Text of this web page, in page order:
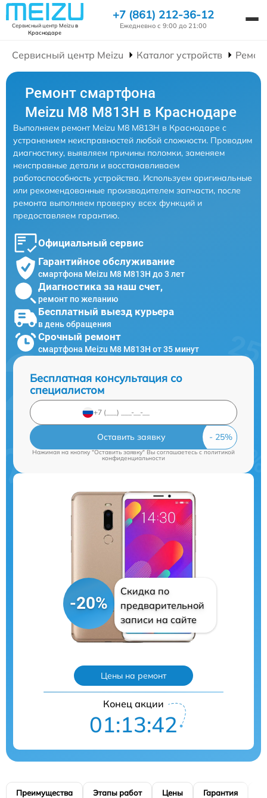
Сервисный центр Meizuв
Краснодаре
+7 (861) 212-36-12
Ежедневно с 9:00 до 21:00
Сервисный центр Meizu Каталог устройств
Ремонт смартфона
Meizu M8 M813H в Краснодаре
Выполняем ремонт Meizu M8 M813H в Краснодаре с
устранением неисправностей любой сложности. Проводим
диагностику, выявляем причины поломки, заменяем
неисправные детали и восстанавливаем
работоспособность устройства. Используем оригинальные
или рекомендованные производителем запчасти, после
ремонта выполняем проверку всех функций и
предоставляем гарантию.
Официальный сервис
Гарантийное обслуживание
смартфона Meizu M8 M813H до 3 лет
Диагностика за наш счет,
ремонт по желанию
Бесплатный выезд курьера
в день обращения
Срочный ремонт
смартфона Meizu M8 M813H от 35 минут
Бесплатная консультация со
специалистом
Оставить заявку
Нажимая на кнопку "Оставить заявку" Вы соглашаетесь cполитикой
конфиденциальности
-20%
Скидка по
предварительной
записи на сайте
Цены на ремонт
Конец акции
01:13:41
Преимущества Этапы работ Цены Гарантия